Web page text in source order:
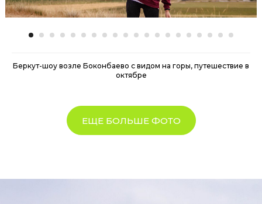
Беркут-шоу возле Боконбаево с видом на горы, путешествие в
октябре
ЕЩЕ БОЛЬШЕ ФОТО